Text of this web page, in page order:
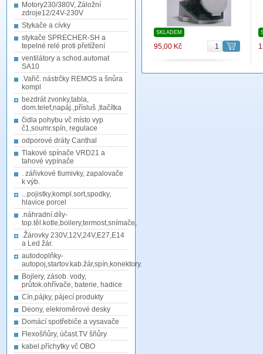
Motory230/380V, Záložní
zdroje12/24V-230V
Stykače a cívky
stykače SPRECHER-SH a
tepelné relé proti přetížení
ventilátory a schod.automat
SA10
.Vařič. nástrčky REMOS a šnůra
kompl
bezdrát zvonky,tabla,
dom.telef,napáj.,přísluš ,tlačítka
čidla pohybu vč místo vyp
č1,soumr.spín, regulace
odporové dráty Canthal
Tlakové spínače VRD21 a
tahové vypínače
. zářivkové tlumivky, zapalovače
k výb.
...pojistky,kompl.sort,spodky,
hlavice porcel
.náhradní.díly-
top.těl.kotle,boilery,termost,snímače,
.Žárovky 230V,12V,24V,E27,E14
a Led žár.
autodoplňky-
autopoj,startov.kab.žár,spín,konektory.
Bojlery, zásob. vody,
průtok.ohřívače, baterie, hadice
Cín,pájky, pájecí produkty
Deony, elekroměrové desky
Domácí spotřebiče a vysavače
Flexošňůry, účast.TV šňůry
kabel.příchytky vč OBO
SKLADEM
95,00 Kč